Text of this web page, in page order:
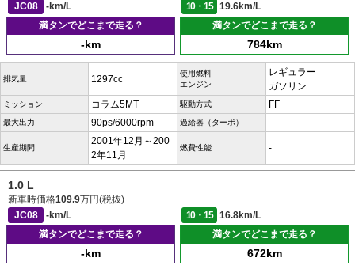
JC08
-km/L 10・15
19.6km/L
満タンでどこまで走る？
-km
満タンでどこまで走る？
784km
排気量 1297cc
使用燃料
エンジン
レギュラー
ガソリン
ミッション コラム5MT 駆動方式 FF
最大出力 90ps/6000rpm 過給器（ターボ） -
生産期間
2001年12月～200
2年11月
燃費性能 -
1.0 L
新車時価格109.9万円(税抜)
JC08
-km/L 10・15
16.8km/L
満タンでどこまで走る？
-km
満タンでどこまで走る？
672km